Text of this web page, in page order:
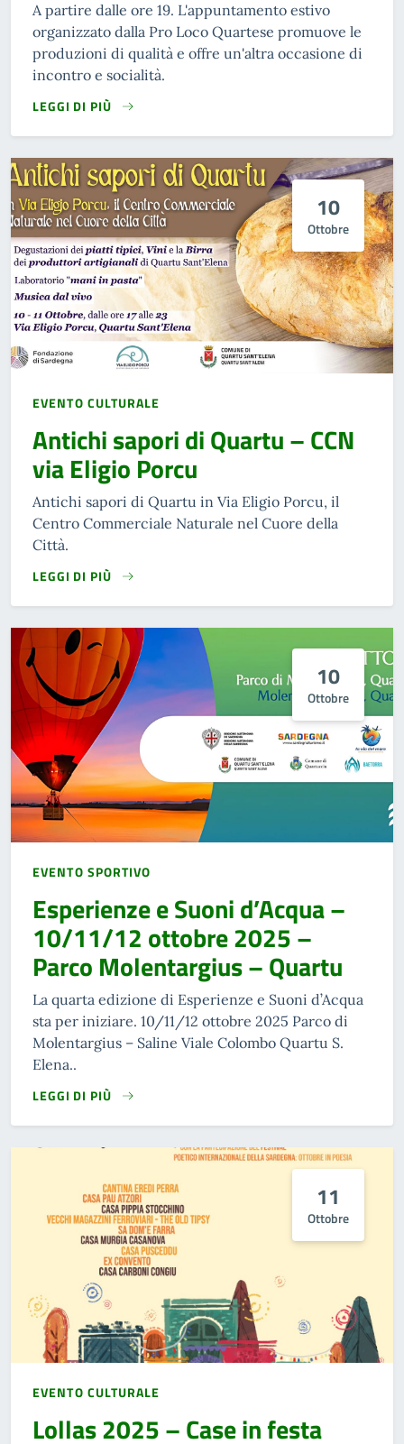
A partire dalle ore 19. L'appuntamento estivo
organizzato dalla Pro Loco Quartese promuove le
produzioni di qualità e offre un'altra occasione di
incontro e socialità.
LEGGI DI PIÙ
10
Ottobre
EVENTO CULTURALE
Antichi sapori di Quartu – CCN
via Eligio Porcu
Antichi sapori di Quartu in Via Eligio Porcu, il
Centro Commerciale Naturale nel Cuore della
Città.
LEGGI DI PIÙ
10
Ottobre
EVENTO SPORTIVO
Esperienze e Suoni d’Acqua –
10/11/12 ottobre 2025 –
Parco Molentargius – Quartu
La quarta edizione di Esperienze e Suoni d’Acqua
sta per iniziare. 10/11/12 ottobre 2025 Parco di
Molentargius – Saline Viale Colombo Quartu S.
Elena..
LEGGI DI PIÙ
11
Ottobre
EVENTO CULTURALE
Lollas 2025 – Case in festa